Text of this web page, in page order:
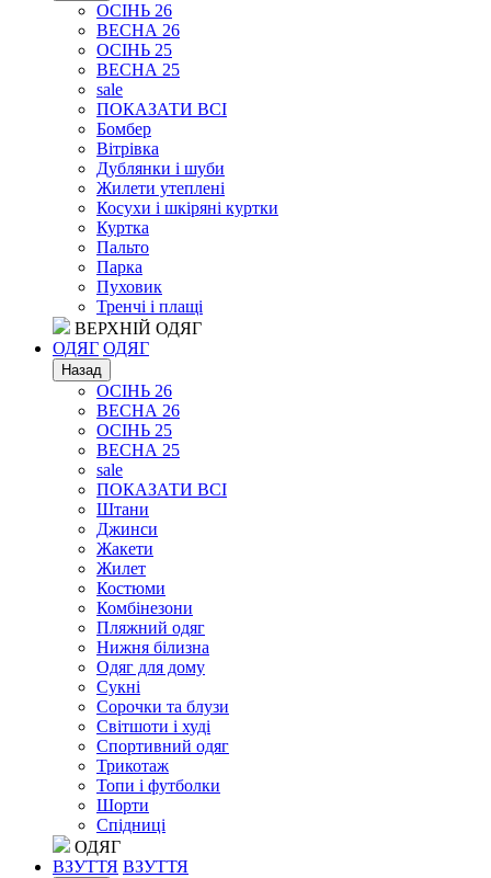
ОСІНЬ 26
ВЕСНА 26
ОСІНЬ 25
ВЕСНА 25
sale
ПОКАЗАТИ ВСІ
Бомбер
Вітрівка
Дублянки і шуби
Жилети утеплені
Косухи і шкіряні куртки
Куртка
Пальто
Парка
Пуховик
Тренчі і плащі
ВЕРХНІЙ ОДЯГ
ОДЯГ ОДЯГ
Назад
ОСІНЬ 26
ВЕСНА 26
ОСІНЬ 25
ВЕСНА 25
sale
ПОКАЗАТИ ВСІ
Штани
Джинси
Жакети
Жилет
Костюми
Комбінезони
Пляжний одяг
Нижня білизна
Одяг для дому
Сукні
Сорочки та блузи
Світшоти і худі
Спортивний одяг
Трикотаж
Топи і футболки
Шорти
Спідниці
ОДЯГ
ВЗУТТЯ ВЗУТТЯ